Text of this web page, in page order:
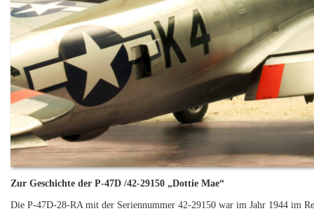
Zur Geschichte der P-47D /42-29150 „Dottie Mae“
Die P-47D-28-RA mit der Seriennummer 42-29150 war im Jahr 1944 im